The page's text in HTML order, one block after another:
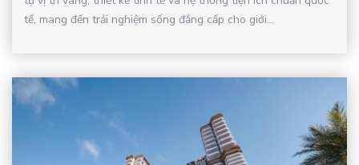
tế, mang đến trải nghiệm sống đẳng cấp cho giới...